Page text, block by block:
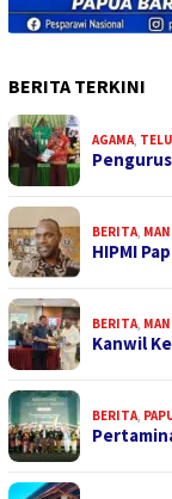
BERITA TERKINI
AGAMA,
BERITA,
HIPMI
BERITA,
Kanwil
BERITA,